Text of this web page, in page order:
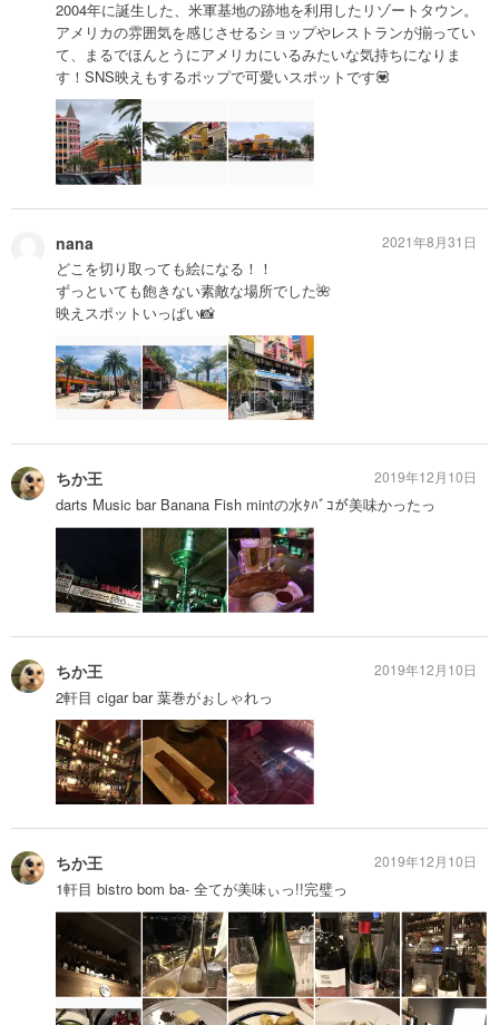
2004年に誕生した、米軍基地の跡地を利用したリゾートタウン。
アメリカの雰囲気を感じさせるショップやレストランが揃ってい
て、まるでほんとうにアメリカにいるみたいな気持ちになりま
す！SNS映えもするポップで可愛いスポットです💟
nana
どこを切り取っても絵になる！！
ずっといても飽きない素敵な場所でした🌺
映えスポットいっぱい📸
2021年8月31日
ちか王
darts Music bar Banana Fish mintの水ﾀﾊﾞｺが美味かったっ
2019年12月10日
ちか王
2軒目 cigar bar 葉巻がぉしゃれっ
2019年12月10日
ちか王
1軒目 bistro bom ba- 全てが美味ぃっ!!完璧っ
2019年12月10日